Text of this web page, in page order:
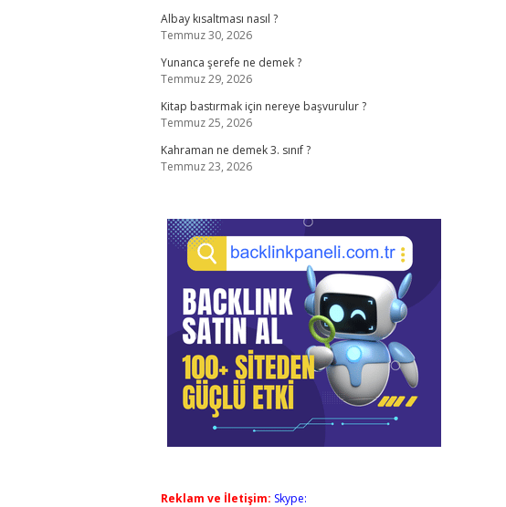
Albay kısaltması nasıl ?
Temmuz 30, 2026
Yunanca şerefe ne demek ?
Temmuz 29, 2026
Kitap bastırmak için nereye başvurulur ?
Temmuz 25, 2026
Kahraman ne demek 3. sınıf ?
Temmuz 23, 2026
Reklam ve İletişim: Skype: